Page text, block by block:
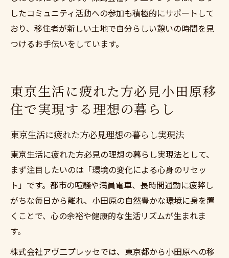
解消
したコミュニティ活動への参加も積極的にサポートして
おり、移住者が新しい土地で自分らしい憩いの時間を見
つけるお手伝いをしています。
東京生活に疲れた方必見小田原移
住で実現する理想の暮らし
東京生活に疲れた方必見理想の暮らし実現法
東京生活に疲れた方必見の理想の暮らし実現法として、
まず注目したいのは「環境の変化による心身のリセッ
ト」です。都市の喧騒や満員電車、長時間通勤に疲弊し
がちな毎日から離れ、小田原の自然豊かな環境に身を置
くことで、心の余裕や健康的な生活リズムが生まれま
す。
株式会社アヴ二プレッセでは、東京都から小田原への移